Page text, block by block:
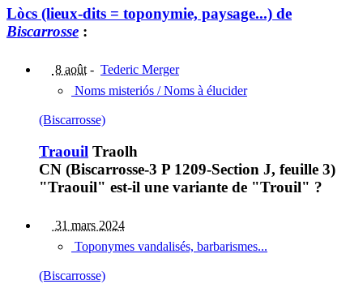
Lòcs (lieux-dits = toponymie, paysage...) de
Biscarrosse :
8 août - Tederic Merger
Noms misteriós / Noms à élucider
(Biscarrosse)
Traouil Traolh
CN (Biscarrosse-3 P 1209-Section J, feuille 3)
"Traouil" est-il une variante de "Trouil" ?
31 mars 2024
Toponymes vandalisés, barbarismes...
(Biscarrosse)